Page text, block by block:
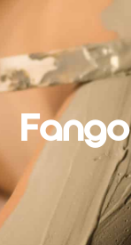
Fango